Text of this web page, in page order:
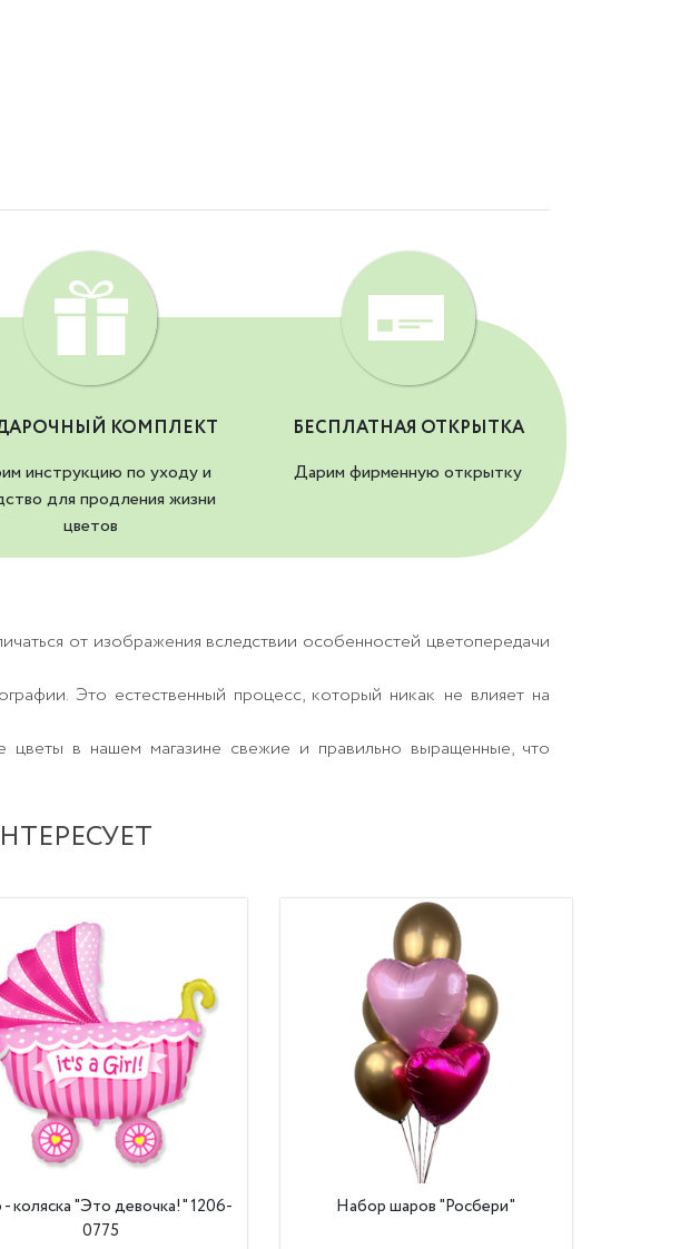
КОМПЛЕКТ
инструкцию по уходу и
для продления жизни
цветов
БЕСПЛАТНАЯ ОТКРЫТКА
Дарим фирменную открытку
от изображения вследствии особенностей цветопередачи
Это естественный процесс, который никак не влияет на
в нашем магазине свежие и правильно выращенные, что
коляска "Это девочка!" 1206-
0775
Набор шаров "Росбери"